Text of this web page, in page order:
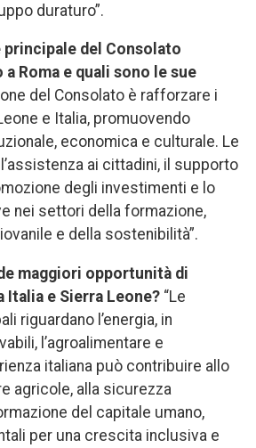
duraturo”.
principale del Consolato
a Roma e quali sono le sue
del Consolato è rafforzare i
e Italia, promuovendo
economica e culturale. Le
ai cittadini, il supporto
degli investimenti e lo
nei settori della formazione,
e della sostenibilità”.
maggiori opportunità di
e Sierra Leone? “Le
riguardano l’energia, in
l’agroalimentare e
italiana può contribuire allo
agricole, alla sicurezza
del capitale umano,
per una crescita inclusiva e